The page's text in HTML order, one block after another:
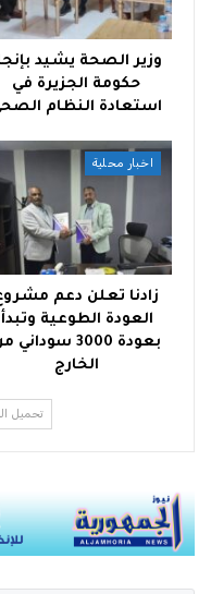
وزير الصحة يشيد
حكومة الجزيرة في
استعادة النظام
اخبار محلية
زادنا تعلن دعم
العودة الطوعية وتبدأ
بعودة 3000 سوداني
الخارج
تحميل